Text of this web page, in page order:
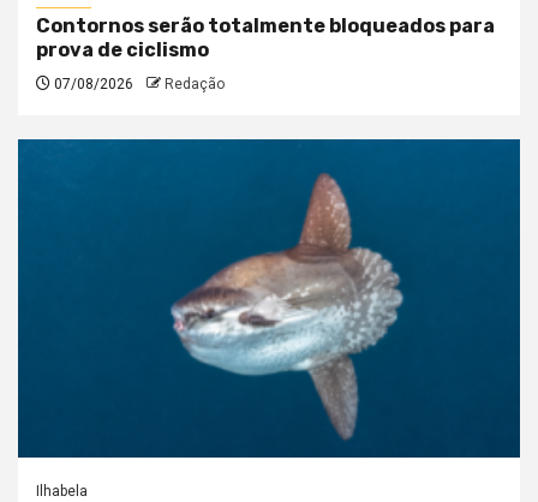
Contornos serão totalmente bloqueados para
prova de ciclismo
07/08/2026 Redação
Ilhabela